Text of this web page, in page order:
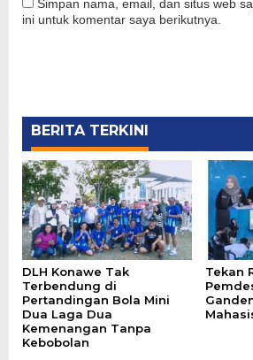
Simpan nama, email, dan situs web
ini untuk komentar saya berikutnya.
BERITA TERKINI
DLH Konawe Tak
Terbendung di
Pertandingan Bola Mini
Dua Laga Dua
Kemenangan Tanpa
Kebobolan
Tekan